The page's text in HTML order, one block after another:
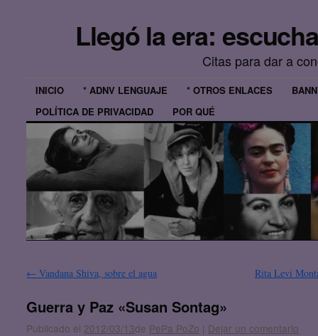
Llegó la era:
Citas para dar a
INICIO * ADNV LENGUAJE * OTROS ENLACES
POLÍTICA DE PRIVACIDAD
POR QUÉ
← Vandana Shiva, sobre el agua Rita Levi
Guerra y Paz «Susan Sontag»
Publicado el 2012/03/13de PePa PoZo | Dejar un comentario